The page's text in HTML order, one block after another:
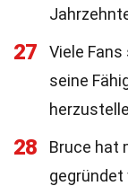
27
Viele
seine
28
Bruce hat
gegründet